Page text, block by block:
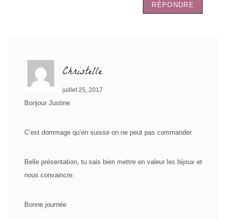
RÉPONDRE
Christelle
juillet 25, 2017
Bonjour Justine
C’est dommage qu’en suisse on ne peut pas commander.
Belle présentation, tu sais bien mettre en valeur les bijoux et
nous convaincre.
Bonne journée